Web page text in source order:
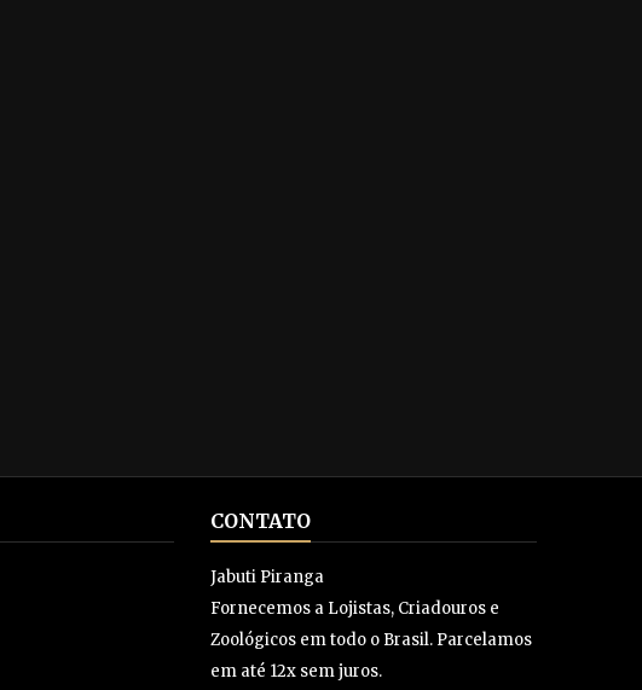
CONTATO
Jabuti Piranga
Fornecemos a Lojistas, Criadouros e
Zoológicos em todo o Brasil. Parcelamos
em até 12x sem juros.